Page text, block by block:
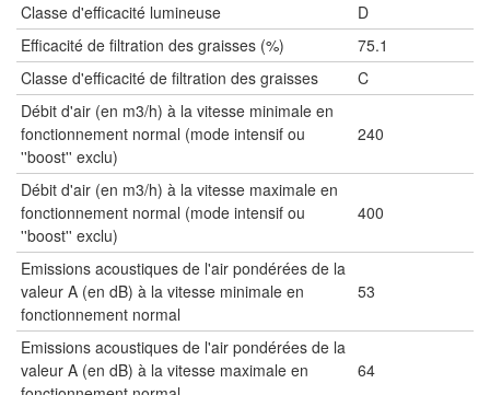
Classe d'efficacité lumineuse
D
Efficacité de filtration des graisses (%)
75.1
Classe d'efficacité de filtration des graisses
C
Débit d'air (en m3/h) à la vitesse minimale en
fonctionnement normal (mode intensif ou
''boost'' exclu)
240
Débit d'air (en m3/h) à la vitesse maximale en
fonctionnement normal (mode intensif ou
''boost'' exclu)
400
Emissions acoustiques de l'air pondérées de la
valeur A (en dB) à la vitesse minimale en
fonctionnement normal
53
Emissions acoustiques de l'air pondérées de la
valeur A (en dB) à la vitesse maximale en
64